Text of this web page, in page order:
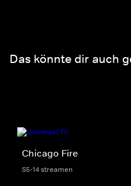
Das könnte dir auch
Chicago Fire
S5-14 streamen